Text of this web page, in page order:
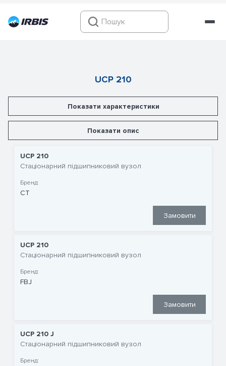
UCP 210
Показати характеристики
Показати опис
UCP 210
Стаціонарний підшипниковий вузол
Бренд:
CT
Замовити
UCP 210
Стаціонарний підшипниковий вузол
Бренд:
FBJ
Замовити
UCP 210 J
Стаціонарний підшипниковий вузол
Бренд: